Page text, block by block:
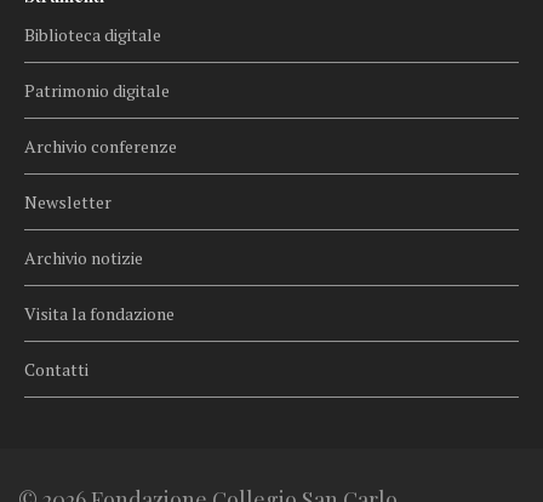
Biblioteca digitale
Patrimonio digitale
Archivio conferenze
Newsletter
Archivio notizie
Visita la fondazione
Contatti